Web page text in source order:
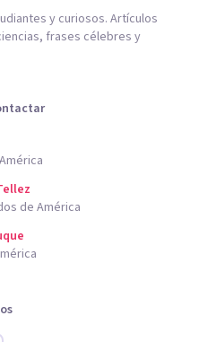
y curiosos. Artículos
frases célebres y
de América